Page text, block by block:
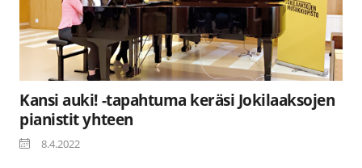
Kansi auki! -tapahtuma keräsi Jokilaaksojen
pianistit yhteen
8.4.2022